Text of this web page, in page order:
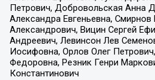
Петрович, Добровольская Анна
Александра Евгеньевна,
Александрович, Вицин Сергей
Андреевич, Левинсон Лев
Иосифовна, Орлов Олег
Федоровна, Резник Генри
Константинович